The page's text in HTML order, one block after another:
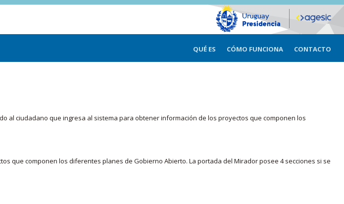
QUÉ ES CÓMO FUNCIONA CONTACTO
al ciudadano que ingresa al sistema para obtener información de los proyectos que componen los
que componen los diferentes planes de Gobierno Abierto. La portada del Mirador posee 4 secciones si se